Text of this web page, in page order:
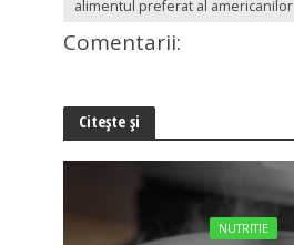
alimentul preferat al americanilor
Comentarii:
Citește și
NUTRITIE